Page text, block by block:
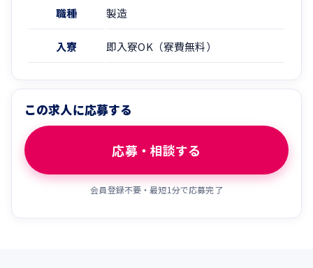
職種 製造
入寮 即入寮OK（寮費無料）
この求人に応募する
応募・相談する
会員登録不要・最短1分で応募完了